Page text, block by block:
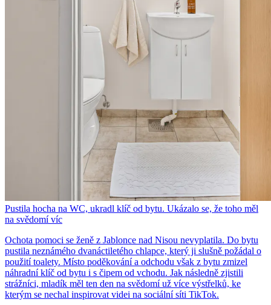
Pustila hocha na WC, ukradl klíč od bytu. Ukázalo se, že toho měl
na svědomí víc
Ochota pomoci se ženě z Jablonce nad Nisou nevyplatila. Do bytu
pustila neznámého dvanáctiletého chlapce, který ji slušně požádal o
použití toalety. Místo poděkování a odchodu však z bytu zmizel
náhradní klíč od bytu i s čipem od vchodu. Jak následně zjistili
strážníci, mladík měl ten den na svědomí už více výstřelků, ke
kterým se nechal inspirovat videi na sociální síti TikTok.